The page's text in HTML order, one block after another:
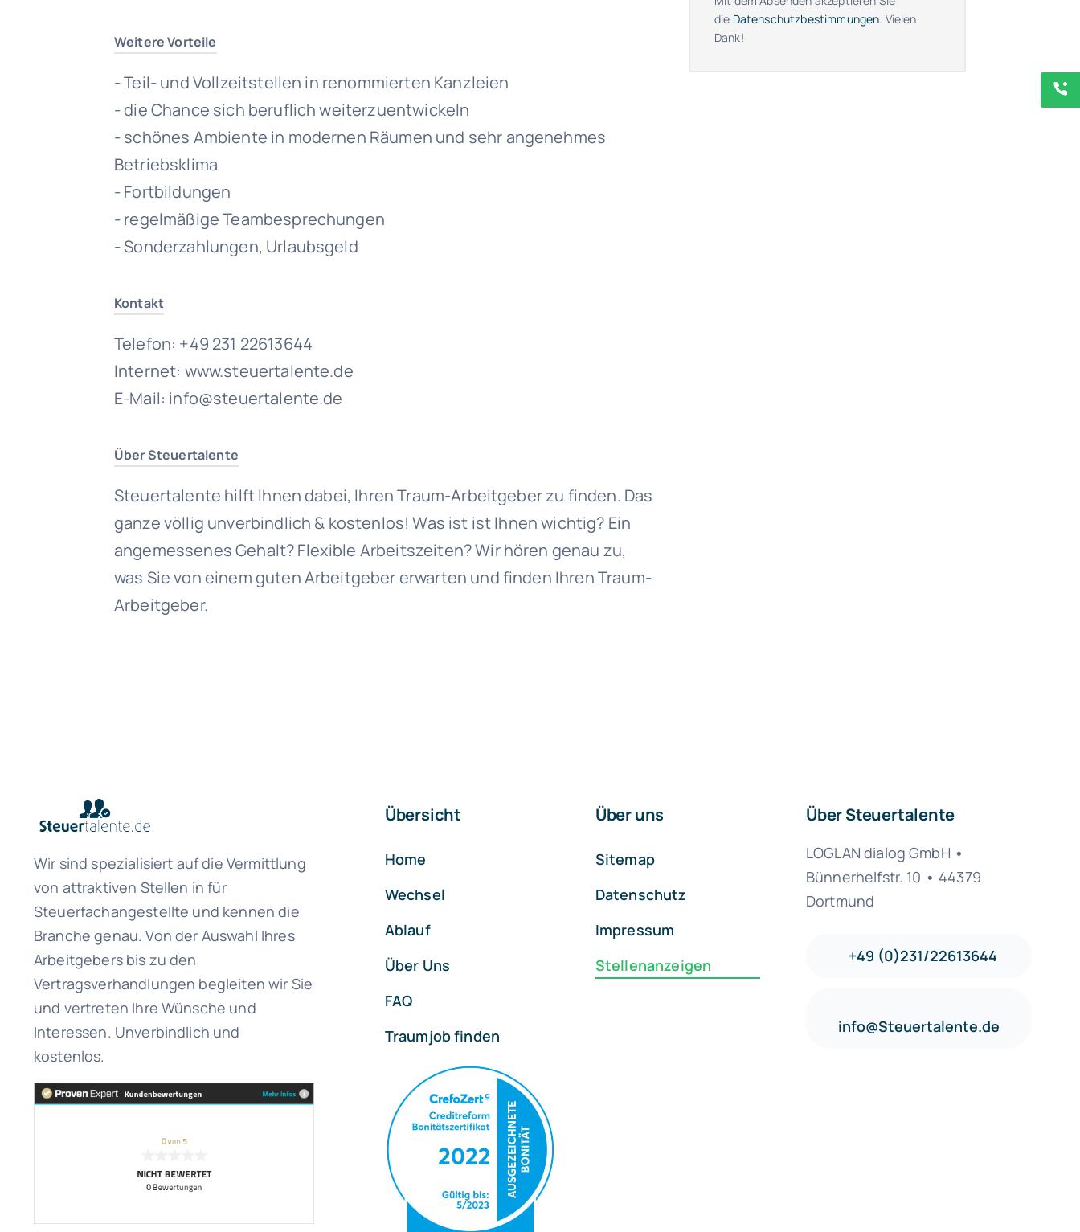
Weitere Vorteile
- Teil- und Vollzeitstellen in renommierten Kanzleien
- die Chance sich beruflich weiterzuentwickeln
- schönes Ambiente in modernen Räumen und sehr angenehmes
Betriebsklima
- Fortbildungen
- regelmäßige Teambesprechungen
- Sonderzahlungen, Urlaubsgeld
Kontakt
Telefon: +49 231 22613644
Internet: www.steuertalente.de
E-Mail: info@steuertalente.de
Über Steuertalente
Steuertalente hilft Ihnen dabei, Ihren Traum-Arbeitgeber zu finden. Das
ganze völlig unverbindlich & kostenlos! Was ist ist Ihnen wichtig? Ein
angemessenes Gehalt? Flexible Arbeitszeiten? Wir hören genau zu,
was Sie von einem guten Arbeitgeber erwarten und finden Ihren Traum-
Arbeitgeber.
die Datenschutzbestimmungen. Vielen
Dank!
Wir sind spezialisiert auf die Vermittlung
von attraktiven Stellen in für
Steuerfachangestellte und kennen die
Branche genau. Von der Auswahl Ihres
Arbeitgebers bis zu den
Vertragsverhandlungen begleiten wir Sie
und vertreten Ihre Wünsche und
Interessen. Unverbindlich und
kostenlos.
Übersicht
Home
Wechsel
Ablauf
Über Uns
FAQ
Traumjob finden
Über uns
Sitemap
Datenschutz
Impressum
Stellenanzeigen
Über Steuertalente
LOGLAN dialog GmbH •
Bünnerhelfstr. 10 • 44379
Dortmund
+49 (0)231/22613644
info@Steuertalente.de